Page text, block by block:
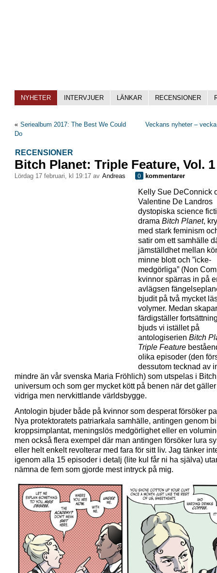
NYHETER INTERVJUER LÄNKAR RECENSIONER
« Seriealbum 2017: The Best We Could
Do
Veckans nyheter –
RECENSIONER
Bitch Planet: Triple Feature, Vol. 1
lördag 17 februari, kl 19:17 av Andreas 0 kommentarer
Kelly Sue DeConnick
Valentine De Landros
dystopiska science
drama Bitch Planet,
med stark feminism
satir om ett samhälle
jämställdhet mellan
minne blott och ”icke-
medgörliga” (Non
kvinnor spärras in på
avlägsen
bjudit på två mycket
volymer. Medan
färdigställer
bjuds vi istället på
antologiserien Bitch
Triple Feature
olika episoder (den
dessutom tecknad av
mindre än vår svenska Maria Fröhlich) som utspelas i
universum och som ger mycket kött på benen när det
vidriga men nervkittlande världsbygge.
Antologin bjuder både på kvinnor som desperat försöker
Nya protektoratets patriarkala samhälle, antingen genom
kroppsimplantat, meningslös medgörlighet eller en
men också flera exempel där man antingen försöker lura
eller helt enkelt revolterar med fara för sitt liv. Jag tänker
igenom alla 15 episoder i detalj (lite kul får ni ha själva)
nämna de fem som gjorde mest intryck på mig.